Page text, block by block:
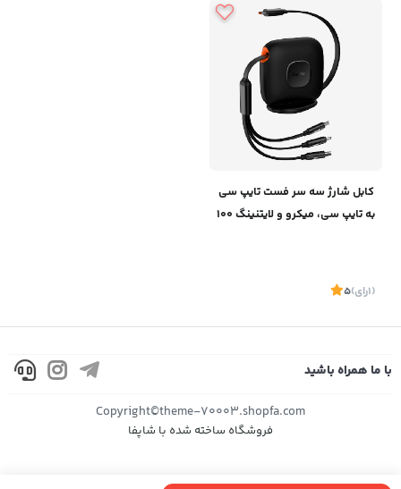
کابل شارژ سه سر فست تایپ سی
به تایپ سی، میکرو و لایتنینگ 100
(1 رای)
5
با ما همراه باشید
Copyright©theme-70003.shopfa.com
فروشگاه ساخته شده با شاپفا